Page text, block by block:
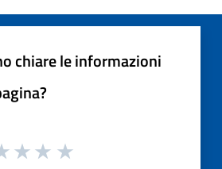
chiare le informazioni